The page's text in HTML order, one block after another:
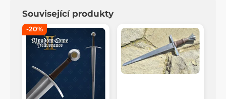
Související produkty
-20%